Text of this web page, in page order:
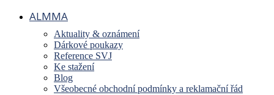
ALMMA
Aktuality & oznámení
Dárkové poukazy
Reference SVJ
Ke stažení
Blog
Všeobecné obchodní podmínky a reklamační řád